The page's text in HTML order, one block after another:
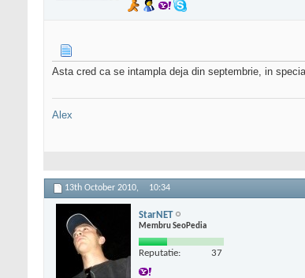
Asta cred ca se intampla deja din septembrie, in
Alex
13th October 2010, 10:34
StarNET
Membru SeoPedia
Reputatie: 37